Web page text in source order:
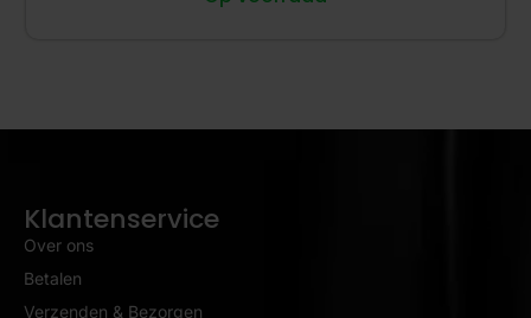
Klantenservice
Over ons
Betalen
Verzenden & Bezorgen